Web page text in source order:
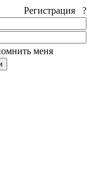
Регистрация ?
меня